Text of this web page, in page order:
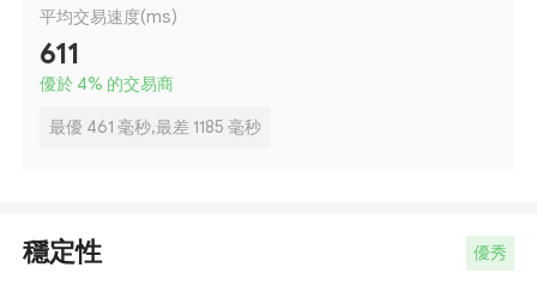
平均交易速度(ms)
611
優於 4% 的交易商
最優 461 毫秒,最差 1185 毫秒
穩定性 優秀